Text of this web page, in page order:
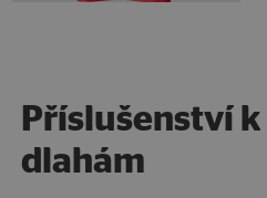
Příslušenství
dlahám